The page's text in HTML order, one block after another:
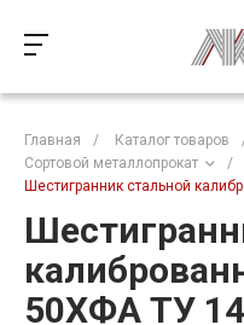
Главная / Каталог товаров
Сортовой металлопрокат
/
Шестигранник стальной
50ХФА ТУ